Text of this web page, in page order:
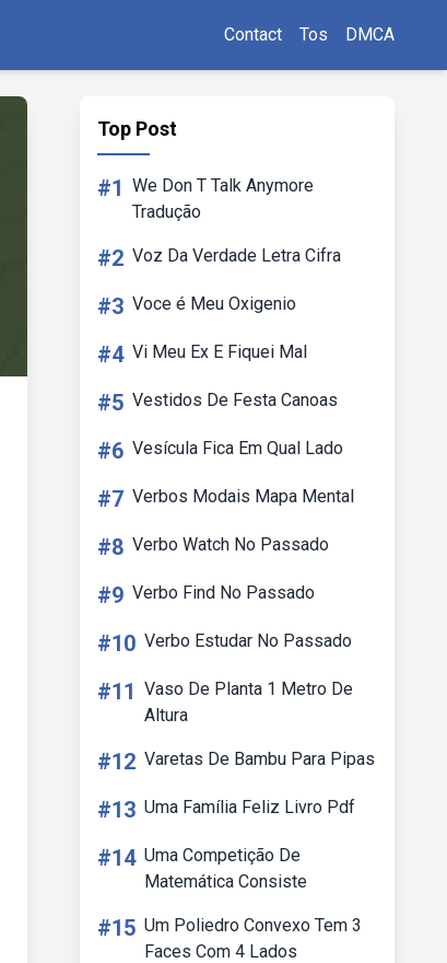
Contact Tos DMCA
Top Post
#1 We Don T Talk Anymore
Tradução
#2 Voz Da Verdade Letra Cifra
#3 Voce é Meu Oxigenio
#4 Vi Meu Ex E Fiquei Mal
#5 Vestidos De Festa Canoas
#6 Vesícula Fica Em Qual Lado
#7 Verbos Modais Mapa Mental
#8 Verbo Watch No Passado
#9 Verbo Find No Passado
#10 Verbo Estudar No Passado
#11 Vaso De Planta 1 Metro De
Altura
#12 Varetas De Bambu Para Pipas
#13 Uma Família Feliz Livro Pdf
#14 Uma Competição De
Matemática Consiste
#15 Um Poliedro Convexo Tem 3
Faces Com 4 Lados